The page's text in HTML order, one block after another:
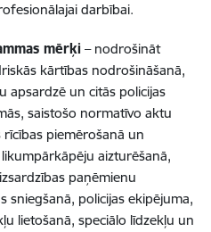
darbībai.
mērķi – nodrošināt
kārtības nodrošināšanā,
apsardzē un citās policijas
saistošo normatīvo aktu
piemērošanā un
aizturēšanā,
paņēmienu
sniegšanā, policijas ekipējuma,
lietošanā, speciālo līdzekļu un